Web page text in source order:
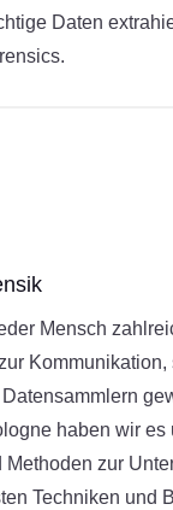
Daten
Mensch
haben wir
zur
Techniken und